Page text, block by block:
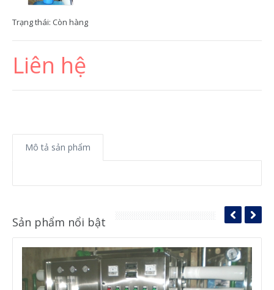
Trạng thái: Còn hàng
Liên hệ
Mô tả sản phẩm
Sản phẩm nổi bật